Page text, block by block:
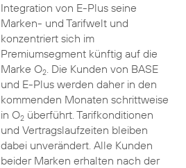
Integration von E-Plus seine
Marken- und Tarifwelt und
konzentriert sich im
Premiumsegment künftig auf die
Marke O2. Die Kunden von BASE
und E-Plus werden daher in den
kommenden Monaten schrittweise
in O2überführt. Tarifkonditionen
und Vertragslaufzeiten bleiben
dabei unverändert. Alle Kunden
beider Marken erhalten nach der